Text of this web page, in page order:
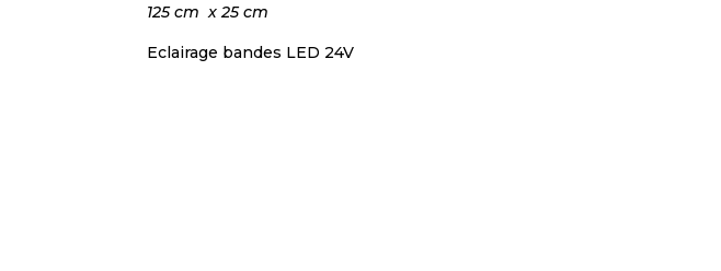
125 cm x 25 cm
Eclairage bandes LED 24V